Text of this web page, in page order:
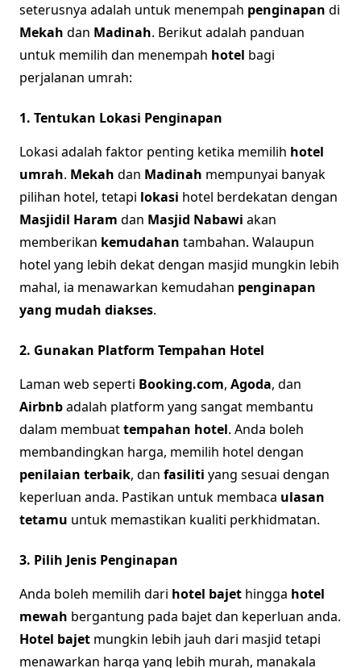
seterusnya adalah untuk menempah penginapan di
Mekah dan Madinah. Berikut adalah panduan
untuk memilih dan menempah hotel bagi
perjalanan umrah:
1. Tentukan Lokasi Penginapan
Lokasi adalah faktor penting ketika memilih hotel
umrah. Mekah dan Madinah mempunyai banyak
pilihan hotel, tetapi lokasi hotel berdekatan dengan
Masjidil Haram dan Masjid Nabawi akan
memberikan kemudahan tambahan. Walaupun
hotel yang lebih dekat dengan masjid mungkin lebih
mahal, ia menawarkan kemudahan penginapan
yang mudah diakses.
2. Gunakan Platform Tempahan Hotel
Laman web seperti Booking.com, Agoda, dan
Airbnbadalah platform yang sangat membantu
dalam membuattempahan hotel. Anda boleh
membandingkan harga, memilih hotel dengan
penilaian terbaik, dan fasiliti yang sesuai dengan
keperluan anda. Pastikan untuk membaca ulasan
tetamu untuk memastikan kualiti perkhidmatan.
3. Pilih Jenis Penginapan
Anda boleh memilih dari hotel bajet hingga hotel
mewah bergantung pada bajet dan keperluan anda.
Hotel bajet mungkin lebih jauh dari masjid tetapi
menawarkan harga yang lebih murah, manakala